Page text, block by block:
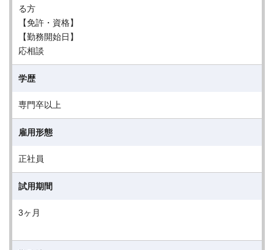
る方
【免許・資格】
【勤務開始日】
応相談
学歴
専門卒以上
雇用形態
正社員
試用期間
3ヶ月